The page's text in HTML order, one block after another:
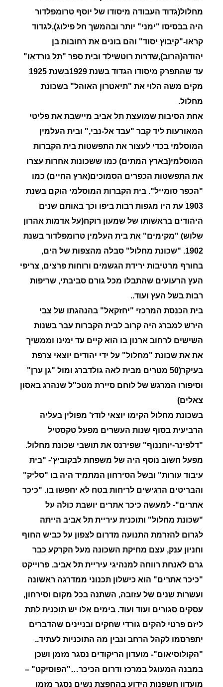
מחלול(גדוד העבודה מיסודו של יוסף טרומפלדור
היה בבסיסו "ימני" יותר ובהמשך חל פילוג).לגדוד
קראו-"קיבוץ יסוד" והם בונים את רחובות בן
יהודה(הרוב),שדרות רוטשילד ובית ספר "תל נורדאו"
עד שהתפרק מיסודו הגדוד בשנת 1929בשנת 1925
מקים משה הלוי את "תיאטרון האוהל" בשכונת
מחלול.
אחת הסיבות שמועצת תל אביב מיישבת את פליטי
המאורעות ליד קבר "עבד אל-נבי," ובית העלמין
המוסלמי בכדי לעצור את התפשטות בית הקברות
המוסלמי(בארץ המתים) כמו ששכונות אחרות עצרו
את התפשטות הכפרים הסמוכים(ארץ החיים) כמו
"הכפר סומייל". בית הקברות המוסלמי הוקם בשנת
1903 עת היו מגפות רבות ביפו וכך באותם שנים
היהודים בראשותו של שמעון רוקח(על אדמות אהרון
שלוש) "מקימים" את בית העלמין טרומפלדור בשנת
1902. "שכונת מחלול" סבלה מהצפות של הים,
בחורף מרטיבות ירידת הגשמים ורוחות פרצים, צריפי
העץ הרעועים שהתבלו מכל גורם סביבתי, שריפות
רבות בשל העץ ועוד..
בית הכנסת המרכזי "יחזקאל" בהנהגתו של צבי
הירש למברג היה קרוב לבית הקברות עבר בשנות
השישים לרחוב ארנון בו הוא קיים עד ימינו וממשיך
את את שכונת "מחלול" על ידי יהודים יוצאי צרפת
בעיקר(50 מטרים מבית לאה גולדברג ומול "גן ערן"
וסיפורו המרגש של לוחם סיירת מטכ"ל שנהרג באסון
צאלים)
בשכונת מחלול הקימו יוצאי לודז' מפולין בעליה
הרביעית בסוף שנות העשרים מפעל טקסטיל
"דלפינר-יוחננוף" שפירנס את תושבי שכונת מחלול.
מפעל חשוב נוסף היה של משפחת לבקוביץ'- "בית
עיבוד עורות" ובשל הסירחון המתמיד היה בו "סליק"
והבריטים הרגישים לריחות בטח לא יחפשו בו. "כיכר
אתרים"- למעשה כיכר אתרים יושבת כולה על
"שכונת מחלול" ותוכנית עיריית תל אביב הייתה
לגרום להזרמת התנועה מדרום לצפון על כביש החוף
וחניון ענק, עצם מחיקת השכונה מעל הקרקע כבר
גרם לאנחת רווחה למנהיגי עיריית תל אביב. פרוייקט
"כיכר אתרים" הוא כישלון תכנוני ממדרגה ראשונה
ועשרות שנים של עזובה, השתנה בכל מקום וסירחון,
עסקים סגורים ועוד ועוד. בימים אלו יש תוכנית לתת
ליזם פרטי להקים גורדי שחקים ובניינים שהדברים
יתפרסמו לקהל הרחב ונבין מה התוכניות לעתיד..
"הקולוסיאום"- מועדון הריקודים נסגר מזמן ושכן
במבנה המעוגל במרכז ודרום הכיכר…"הפוסיקט" –
מועדון חשפנות הידוע בהחפצת נשים נסגר מזמן